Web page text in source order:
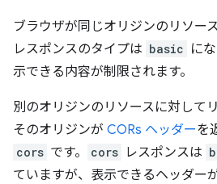
ブラウザが同じオリジンのリソー
レスポンスのタイプは basic に
示できる内容が制限されます。
別のオリジンのリソースに対して
そのオリジンが CORs ヘッダーを
cors です。 cors レスポンスは
ていますが、表示できるヘッダー